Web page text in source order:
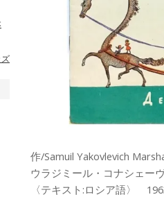
作/Samuil Yakovlevich
ウラジミール・コナシェー
〈テキスト:ロシア語〉